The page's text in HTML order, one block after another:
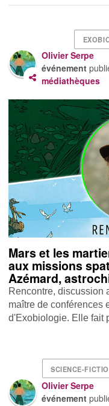
Olivier Serpe
événement
médiathèques
Mars et les
aux missions
Azémard,
Rencontre, discussion
maître de conférences
d'Exobiologie. Elle fait
SCIENCE-
Olivier Serpe
événement